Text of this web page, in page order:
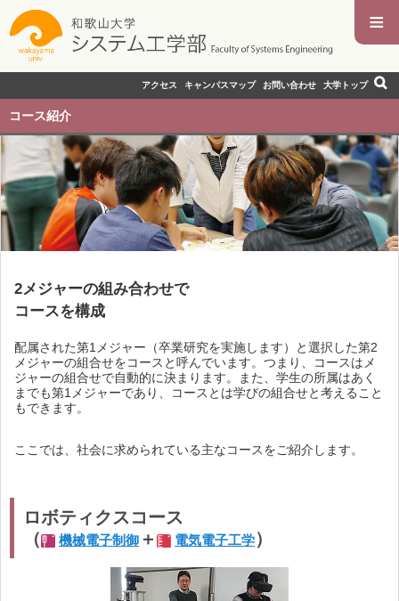
≡
アクセス キャンパスマップ お問い合わせ 大学トップ
コース紹介
2メジャーの組み合わせで
コースを構成
配属された第1メジャー（卒業研究を実施します）と選択した第2
メジャーの組合せをコースと呼んでいます。つまり、コースはメ
ジャーの組合せで自動的に決まります。また、学生の所属はあく
までも第1メジャーであり、コースとは学びの組合せと考えること
もできます。
ここでは、社会に求められている主なコースをご紹介します。
ロボティクスコース
（
機械電子制御 ＋ 電気電子工学）